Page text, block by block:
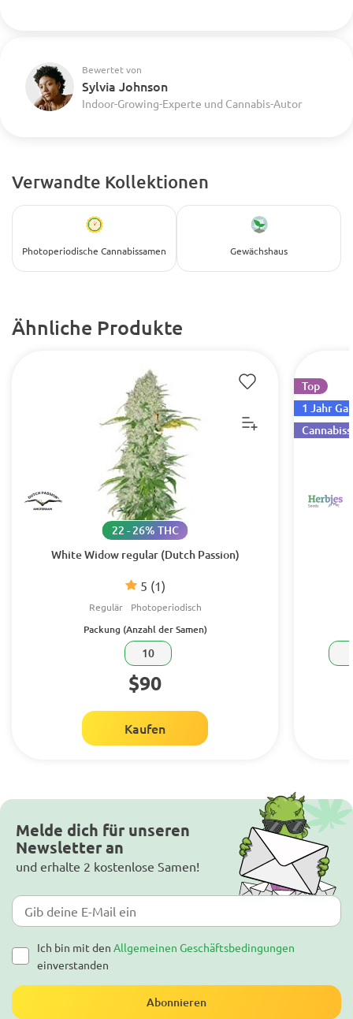
Bewertet von
Sylvia Johnson
Indoor-Growing-Experte und Cannabis-Autor
Verwandte Kollektionen
Photoperiodische Cannabissamen Gewächshaus
Ähnliche Produkte
White Widow regular (Dutch Passion)
5 (1)
22 - 26% THC
Regulär Photoperiodisch
Packung (Anzahl der Samen)
10
$90
Kaufen
Top
1 Jahr
Melde dich für unseren
Newsletter an
und erhalte 2 kostenlose Samen!
Ich bin mit den Allgemeinen Geschäftsbedingungen
einverstanden
Abonnieren